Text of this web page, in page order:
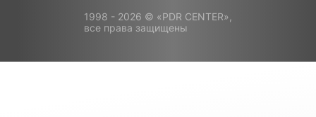
1998 - 2026 © «PDR CENTER»,
все права защищены